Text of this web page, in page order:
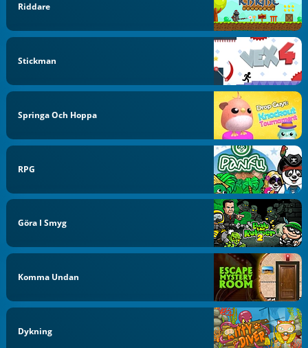
Riddare
Stickman
Springa Och Hoppa
RPG
Göra I Smyg
Komma Undan
Dykning